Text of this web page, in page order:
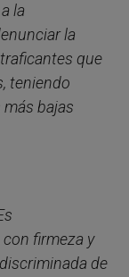
la
la
que
teniendo
bajas
firmeza y
de